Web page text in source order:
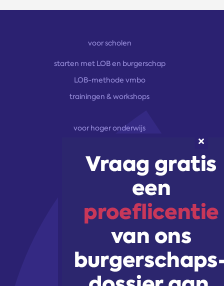
voor scholen
starten met LOB en burgerschap
LOB-methode vmbo
trainingen & workshops
voor hoger onderwijs
marketingoplossingen
trainingen & workshops
Volg ons!